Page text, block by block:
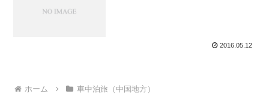
2016.05.12
ホーム 車中泊旅（中国地方）